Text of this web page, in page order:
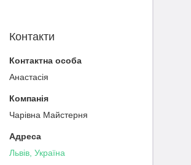
Контакти
Анастасія
Чарівна Майстерня
Львів, Україна